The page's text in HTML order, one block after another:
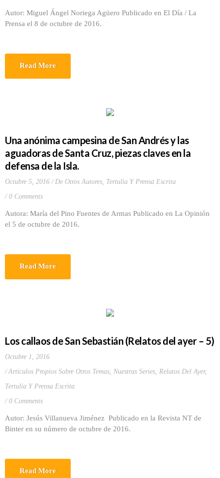
Autor: Miguel Ángel Noriega Agüero Publicado en El Día / La
Prensa el 8 de octubre de 2016.
Read More
Una anónima campesina de San Andrés y las
aguadoras de Santa Cruz, piezas claves en la
defensa de la Isla.
Octubre 5, 2016 De Otros Autores, Tertulia Y Prensa Escrita
0 Comments
Autora: María del Pino Fuentes de Armas Publicado en La Opinión
el 5 de octubre de 2016.
Read More
Los callaos de San Sebastián (Relatos del ayer – 5)
Octubre 1, 2016
Artículos Propios Sobre Otros Temas, Nuestras Series, Relatos Del Ayer,
Tertulia Y Prensa Escrita
0 Comments
Autor: Jesús Villanueva Jiménez Publicado en la Revista NT de
Binter en su número de octubre de 2016.
Read More